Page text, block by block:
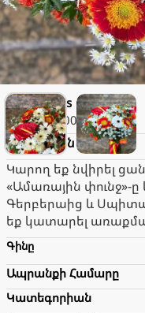
Love is
2.000֏
Ամառային փունջ
Կարող եք նվիրել
«Ամառային
Գերբերաից և
եք կատարել
Գինը
Ապրանքի Համարը
Կատեգորիան